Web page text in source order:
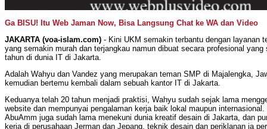
Ga BISU! Itu Web Jaman Now, Bisa Langsung Chat ke WA dan Video
JAKARTA (voa-islam.com) - Kini UKM semakin terbantu dengan layanan
yang semakin murah dan terjangkau namun dibuat secara profesional yang
tahun di dunia IT di Jakarta.
Adalah Wahyu dan Vandez yang merupakan teman SMP di Majalengka,
kemudian bertemu kembali dalam sebuah kantor IT di Jakarta.
Keduanya telah 20 tahun menjadi praktisi, Wahyu sudah sejak lama
website dan mempunyai pengalaman kerja baik lokal maupun internasional.
AbuAmm juga sudah lama menekuni dunia kreatif desain di Jakarta, dan
kerja di perusahaan Jerman dan Jepang, teknik desain dan periklanan ia